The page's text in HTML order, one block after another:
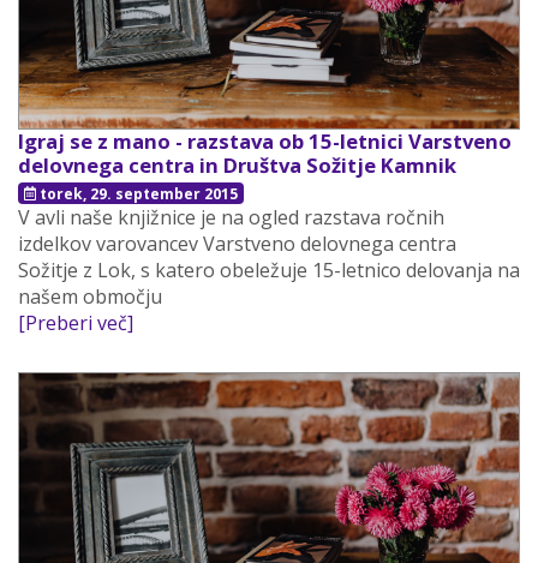
Igraj se z mano - razstava ob 15-letnici Varstveno
delovnega centra in Društva Sožitje Kamnik
torek, 29. september 2015
V avli naše knjižnice je na ogled razstava ročnih
izdelkov varovancev Varstveno delovnega centra
Sožitje z Lok, s katero obeležuje 15-letnico delovanja na
našem območju
[Preberi več]